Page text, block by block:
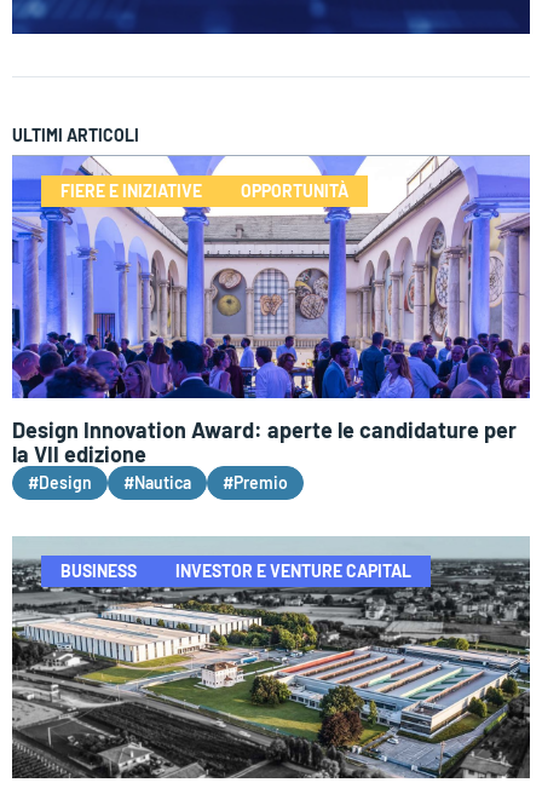
ULTIMI ARTICOLI
FIERE E INIZIATIVE OPPORTUNITÀ
Design Innovation Award: aperte le candidature per
la VII edizione
#Design #Nautica #Premio
BUSINESS INVESTOR E VENTURE CAPITAL